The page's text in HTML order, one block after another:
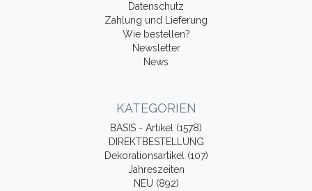
Datenschutz
Zahlung und Lieferung
Wie bestellen?
Newsletter
News
KATEGORIEN
BASIS - Artikel (1578)
DIREKTBESTELLUNG
Dekorationsartikel (107)
Jahreszeiten
NEU (892)